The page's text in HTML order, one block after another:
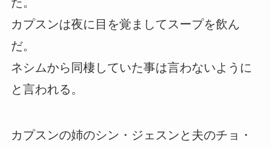
カプスンは夜に目を覚ましてスープを飲ん
だ。
ネシムから同棲していた事は言わないように
と言われる。
カプスンの姉のシン・ジェスンと夫のチョ・